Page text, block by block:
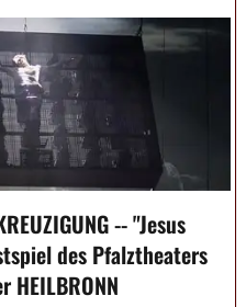
-- "Jesus
des Pfalztheaters